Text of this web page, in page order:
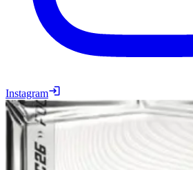
Instagram